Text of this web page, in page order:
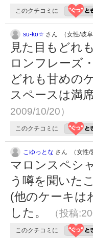
このクチコミに
su-ko☆ さん （女性/岐阜
見た目もどれ
ロンフレーズ
どれも甘めの
スペースは満
2009/10/20）
このクチコミに
こゆっとな さん （女性/
マロンスペシ
う噂を聞いた
(他のケーキは
した。
（投稿
このクチコミに